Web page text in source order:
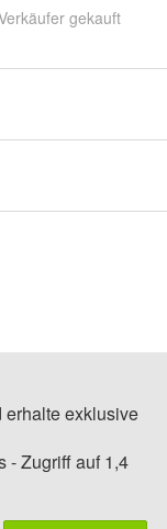
gekauft
erhalte exklusive
- Zugriff auf 1,4